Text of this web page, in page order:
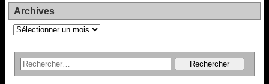
Archives
Archives